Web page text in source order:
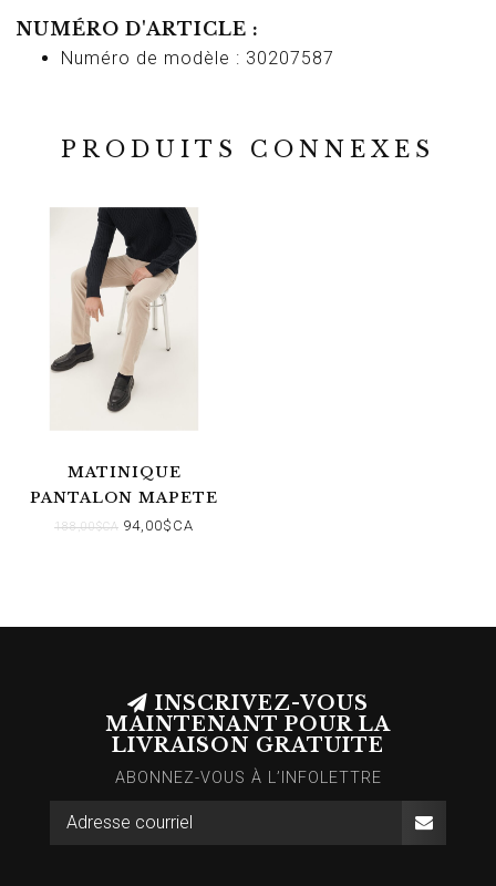
NUMÉRO D'ARTICLE :
Numéro de modèle : 30207587
PRODUITS CONNEXES
MATINIQUE
PANTALON MAPETE
FOG
188,00$CA 94,00$CA
INSCRIVEZ-VOUS
MAINTENANT POUR LA
LIVRAISON GRATUITE
ABONNEZ-VOUS À L’INFOLETTRE